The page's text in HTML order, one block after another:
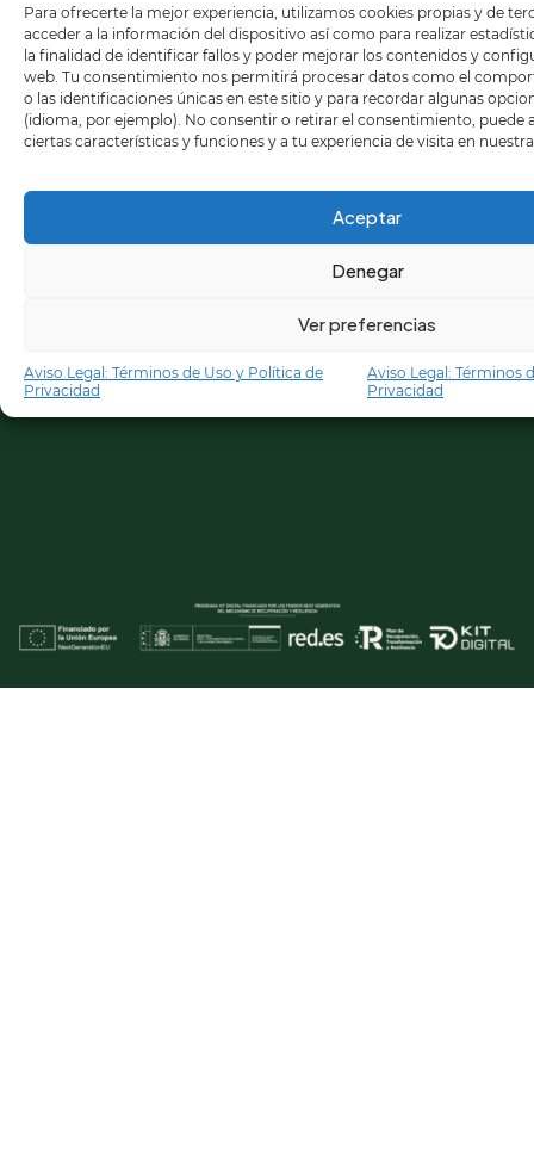
Para ofrecerte la mejor experiencia, utilizamos cookies propias y de
acceder a la información del dispositivo así como para realizar
la finalidad de identificar fallos y poder mejorar los contenidos y
web. Tu consentimiento nos permitirá procesar datos como el
o las identificaciones únicas en este sitio y para recordar algunas
(idioma, por ejemplo). No consentir o retirar el consentimiento, puede
ciertas características y funciones y a tu experiencia de visita en
Aceptar
Denegar
Ver preferencias
Aviso Legal: Términos de Uso y Política de
Privacidad
Aviso Legal: Términos
Privacidad